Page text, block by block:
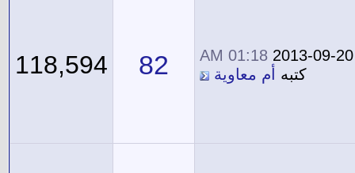
2013-09-20
01:18 AM
كتبه
أم معاوية 82
118,594